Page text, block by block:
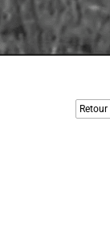
Retour